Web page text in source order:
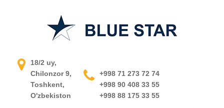
O'zbekistondagi jarayonni
boshqarish tizimi
18/2 uy,
Chilonzor 9,
Toshkent,
O'zbekiston
+998 71 273 72 74
+998 90 408 33 55
+998 88 175 33 55